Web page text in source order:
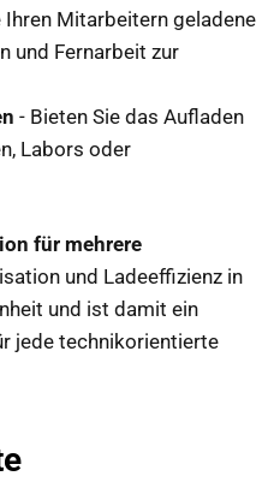
Ihren Mitarbeitern geladene
und Fernarbeit zur
- Bieten Sie das Aufladen
Labors oder
für mehrere
und Ladeeffizienz in
und ist damit ein
jede technikorientierte